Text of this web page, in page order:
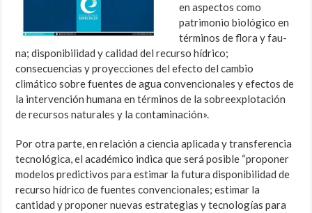
en aspectos como
patrimonio biológico en
términos de flora y fau­
na; disponibilidad y calidad del recurso hídrico;
consecuencias y pro­yecciones del efecto del cambio
climático sobre fuentes de agua con­vencionales y efectos de
la intervención humana en términos de la sobreexplotación
de recursos naturales y la contaminación».
Por otra parte, en relación a ciencia aplicada y transferencia
tecnoló­gica, el académico indica que será posible “proponer
modelos predictivos para estimar la futura disponibilidad de
recurso hídrico de fuentes con­vencionales; estimar la
cantidad y proponer nuevas estrategias y tecno­logías para